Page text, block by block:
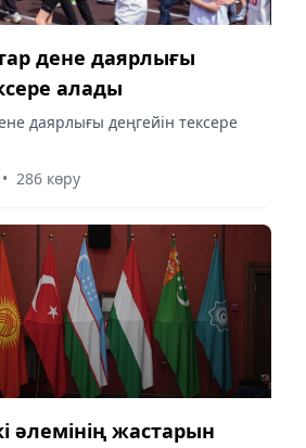
дене даярлығы
алады
даярлығы деңгейін тексере
• 286 көру
әлемінің жастарын